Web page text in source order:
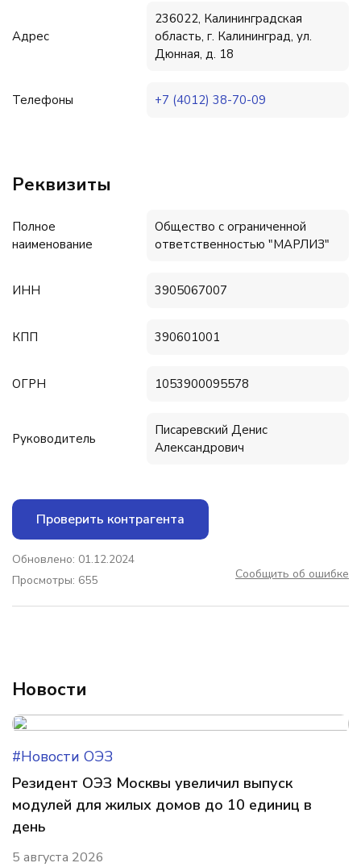
Адрес
236022, Калининградская
область, г. Калининград, ул.
Дюнная, д. 18
Телефоны +7 (4012) 38-70-09
Реквизиты
Полное
наименование
Общество с ограниченной
ответственностью "МАРЛИЗ"
ИНН 3905067007
КПП 390601001
ОГРН 1053900095578
Руководитель
Писаревский Денис
Александрович
Проверить контрагента
Обновлено: 01.12.2024
Просмотры: 655
Сообщить об ошибке
Новости
#Новости ОЭЗ
Резидент ОЭЗ Москвы увеличил выпуск
модулей для жилых домов до 10 единиц в
день
5 августа 2026